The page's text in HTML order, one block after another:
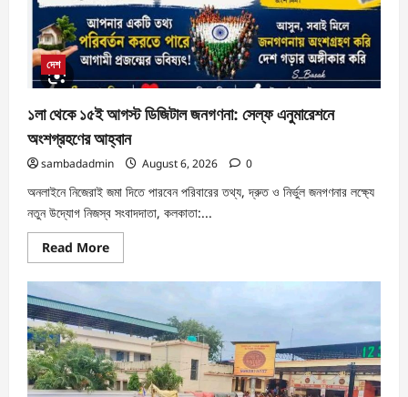
দেশ
১লা থেকে ১৫ই আগস্ট ডিজিটাল জনগণনা: সেল্ফ এনুমারেশনে
অংশগ্রহণের আহ্বান
sambadadmin August 6, 2026 0
অনলাইনে নিজেরাই জমা দিতে পারবেন পরিবারের তথ্য, দ্রুত ও নির্ভুল জনগণনার লক্ষ্যে
নতুন উদ্যোগ নিজস্ব সংবাদদাতা, কলকাতা:...
Read More